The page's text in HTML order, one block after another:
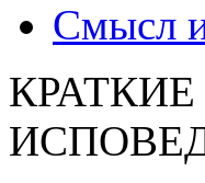
Смысл